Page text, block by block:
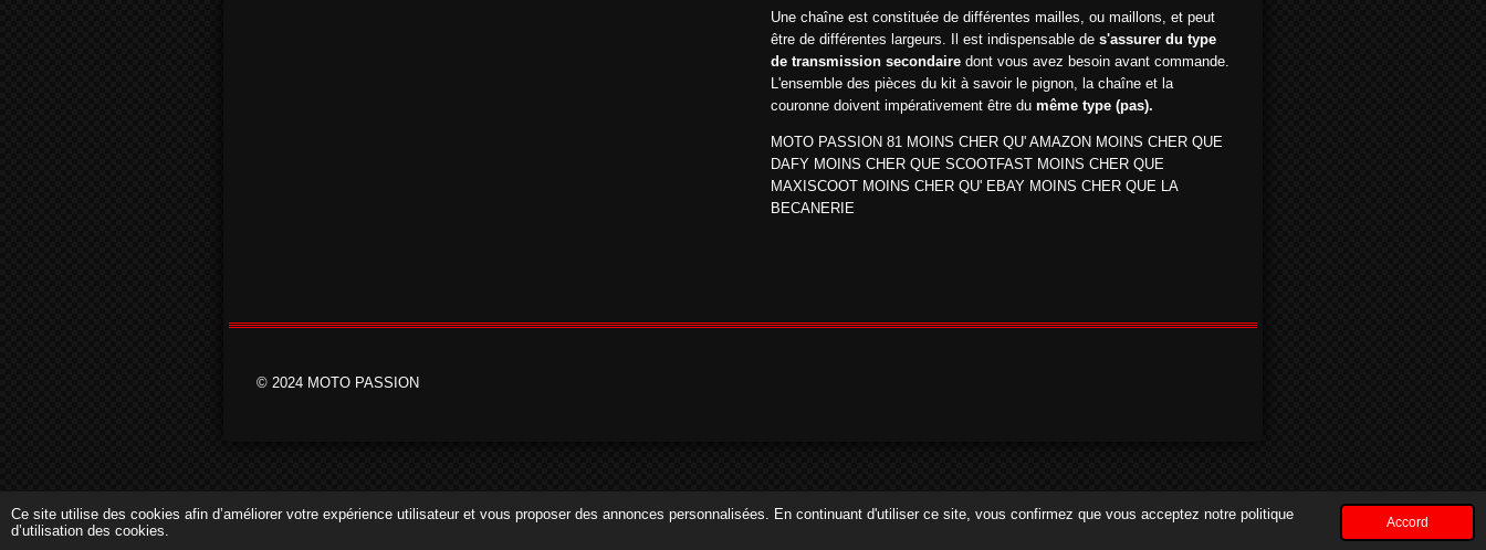
Ce site utilise des cookies afin d’améliorer votre expérience utilisateur et vous proposer des annonces personnalisées. En continuant d'utiliser ce site, vous confirmez que vous acceptez notre politique
d’utilisation des cookies.
Accord
Une chaîne est constituée de différentes mailles, ou maillons, et peut
être de différentes largeurs. Il est indispensable de s'assurer du type
de transmission secondaire dont vous avez besoin avant commande.
L'ensemble des pièces du kit à savoir le pignon, la chaîne et la
couronne doivent impérativement être du même type (pas).
MOTO PASSION 81 MOINS CHER QU' AMAZON MOINS CHER QUE
DAFY MOINS CHER QUE SCOOTFAST MOINS CHER QUE
MAXISCOOT MOINS CHER QU' EBAY MOINS CHER QUE LA
BECANERIE
© 2024 MOTO PASSION